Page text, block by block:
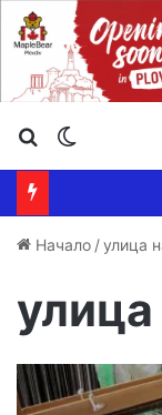
Търсене ...
Начало /улица
улица